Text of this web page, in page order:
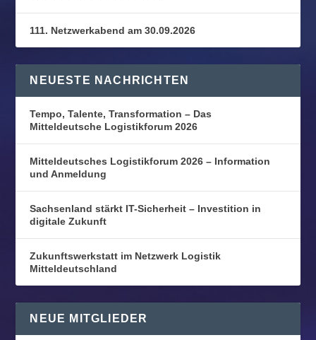
111. Netzwerkabend am 30.09.2026
NEUESTE NACHRICHTEN
Tempo, Talente, Transformation – Das
Mitteldeutsche Logistikforum 2026
Mitteldeutsches Logistikforum 2026 – Information
und Anmeldung
Sachsenland stärkt IT-Sicherheit – Investition in
digitale Zukunft
Zukunftswerkstatt im Netzwerk Logistik
Mitteldeutschland
NEUE MITGLIEDER